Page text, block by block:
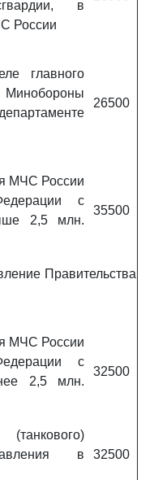
в
России
главного
26500
МЧС России
с
2,5 млн.
35500
Правительства
МЧС России
с
2,5 млн.
32500
в
32500